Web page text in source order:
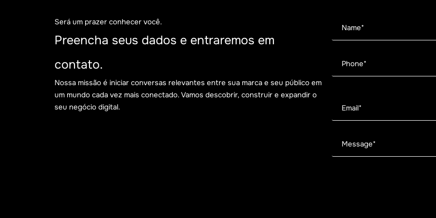
A era do High Individual Contributor:
por que o impacto individual pesa
mais que o organograma
O Dilema da Confiança: As 3 Decisões
que Transformam uma Crise em
Será um prazer conhecer você.
Preencha seus dados e entraremos em
contato.
Nossa missão é iniciar conversas relevantes entre sua marca e seu público em
um mundo cada vez mais conectado. Vamos descobrir, construir e expandir o
seu negócio digital.